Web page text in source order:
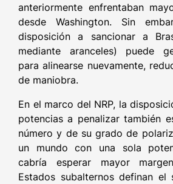
anteriormente enfrentaban
desde Washington. Sin
disposición a sancionar a
mediante aranceles) puede
para alinearse nuevamente,
de maniobra.
En el marco del NRP, la
potencias a penalizar también
número y de su grado de
un mundo con una sola
cabría esperar mayor
Estados subalternos definan el